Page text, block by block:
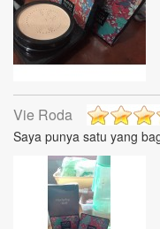
Vie Roda
Saya punya satu yang